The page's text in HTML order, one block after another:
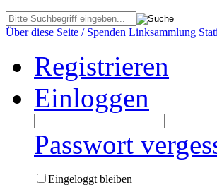
Über diese Seite / Spenden Linksammlung
Registrieren
Einloggen
Passwort
Eingeloggt bleiben